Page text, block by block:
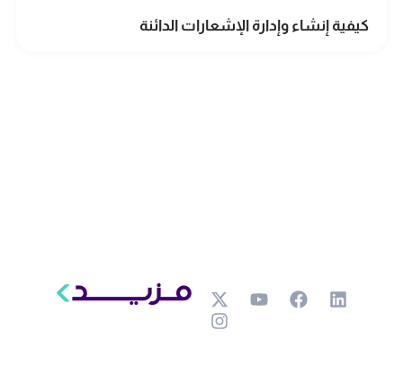
كيفية إنشاء وإدارة الإشعارات الدائنة